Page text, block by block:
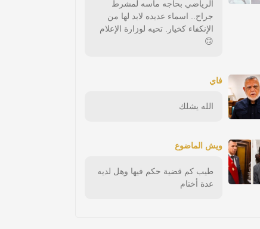
الرياضي بحاجه ماسه لمشرط
جراح.. اسماء عديده لابد لها من
الإنكفاء كخيار. تحيه لوزارة الإعلام
🙃
فاي
الله يشلك
ويش الماضوع
طيب كم قضية حكم فيها وهل لديه
عدة أختام